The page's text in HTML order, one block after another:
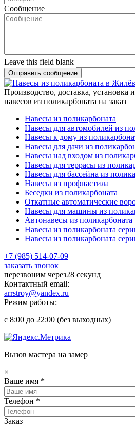
Сообщение
Leave this field blank
Производство, доставка, установка
навесов из поликарбоната на заказ
Навесы из поликарбоната
Навесы для автомобилей из
Навесы к дому из
Навесы для дачи из
Навесы над входом из
Навесы для террасы из
Навесы для бассейна из
Навесы из профнастила
Беседки из поликарбоната
Откатные автоматические
Навесы для машины из
Автонавесы из поликарбоната
Навесы из поликарбоната
Навесы из поликарбоната
+7 (985) 514-07-09
заказать звонок
перезвоним через28 секунд
Контактный email:
arrstroy@yandex.ru
Режим работы:
с 8:00 до 22:00 (без выходных)
Вызов мастера на замер
×
Ваше имя *
Телефон *
Заказ